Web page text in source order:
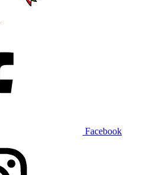
Facebook